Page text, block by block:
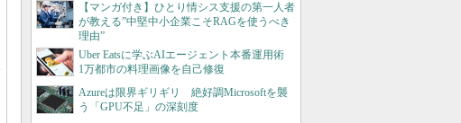
【マンガ付き】ひとり情シス支援の第一人者
が教える”中堅中小企業こそRAGを使うべき
理由”
Uber Eatsに学ぶAIエージェント本番運用術
1万都市の料理画像を自己修復
Azureは限界ギリギリ 絶好調Microsoftを襲
う「GPU不足」の深刻度